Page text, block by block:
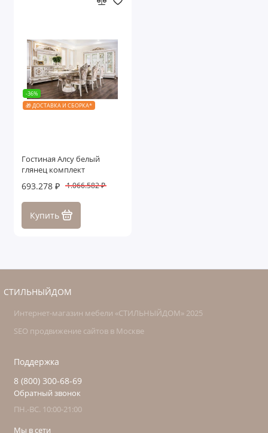
-36%
🎁 ДОСТАВКА И СБОРКА*
Гостиная Алсу белый
глянец комплект
693.278 ₽ 1.066.582 ₽
Купить
СТИЛЬНЫЙДОМ
Интернет-магазин мебели «СТИЛЬНЫЙДОМ» 2025
SEO продвижение сайтов в Москве
Поддержка
8 (800) 300-68-69
Обратный звонок
ПН.-ВС. 10:00-21:00
Мы в сети